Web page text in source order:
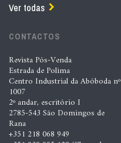
Ver todas
CONTACTOS
Revista Pós-Venda
Estrada de Polima
Centro Industrial da Abóboda nº
1007
2º andar, escritório I
2785-543 São Domingos de
Rana
+351 218 068 949